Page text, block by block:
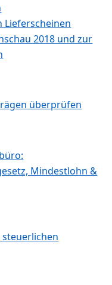
2018 und zur
überprüfen
Mindestlohn &